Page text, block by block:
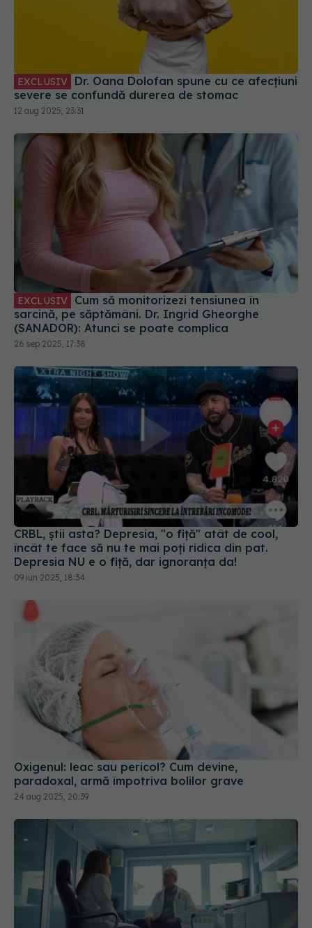
EXCLUSIV
severe se confundă durerea de stomac
12 aug 2025, 23:31
EXCLUSIV
sarcină, pe săptămâni. Dr. Ingrid Gheorghe
(SANADOR): Atunci se poate complica
26 sep 2025, 17:38
CRBL, știi asta? Depresia, "o fiță" atât de cool,
încât te face să nu te mai poți ridica din pat.
Depresia NU e o fiță, dar ignoranța da!
09 iun 2025, 18:34
Oxigenul: leac sau pericol? Cum devine,
paradoxal, armă împotriva bolilor grave
24 aug 2025, 20:39